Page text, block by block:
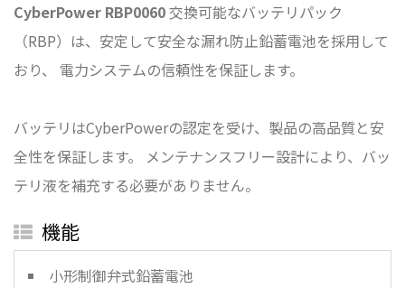
CyberPower RBP0060交換可能なバッテリパック
（RBP）は、安定して安全な漏れ防止鉛蓄電池を採用して
おり、 電力システムの信頼性を保証します。
バッテリはCyberPowerの認定を受け、製品の高品質と安
全性を保証します。 メンテナンスフリー設計により、バッ
テリ液を補充する必要がありません。
機能
小形制御弁式鉛蓄電池